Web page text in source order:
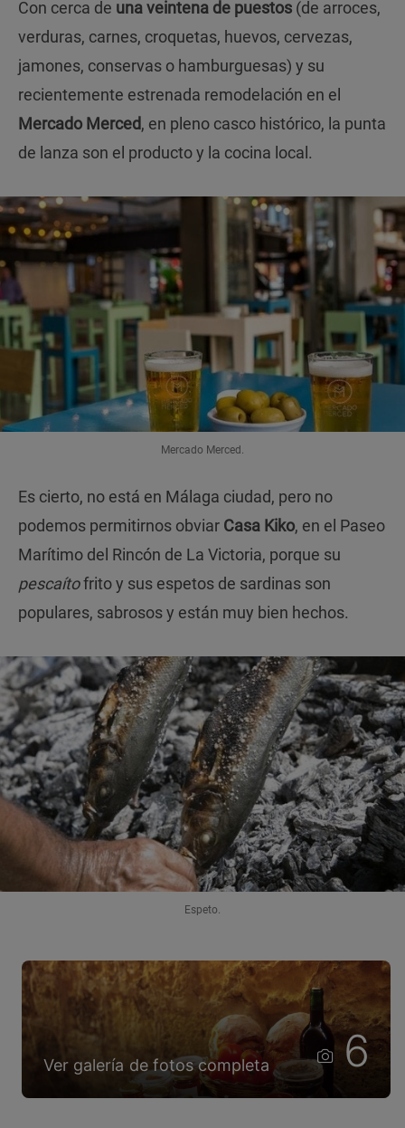
Con cerca de una veintena de puestos (de arroces,
verduras, carnes, croquetas, huevos, cervezas,
jamones, conservas o hamburguesas) y su
recientemente estrenada remodelación en el
Mercado Merced, en pleno casco histórico, la punta
de lanza son el producto y la cocina local.
Mercado Merced.
Es cierto, no está en Málaga ciudad, pero no
podemos permitirnos obviar Casa Kiko, en el Paseo
Marítimo del Rincón de La Victoria, porque su
pescaítofrito y sus espetos de sardinas son
populares, sabrosos y están muy bien hechos.
Espeto.
Ver galería de fotos completa 6